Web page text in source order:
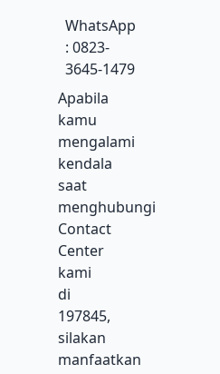
WhatsApp
: 0823-
3645-1479
Apabila
kamu
mengalami
kendala
saat
menghubungi
Contact
Center
kami
di
197845,
silakan
manfaatkan